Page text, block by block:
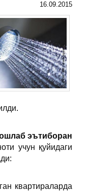
16.09.2015
эътиборан
учун қуйидаги
квартираларда